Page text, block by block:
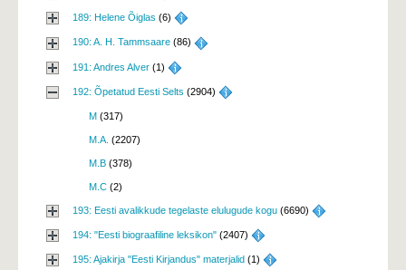
189: Helene Õiglas (6)
190: A. H. Tammsaare (86)
191: Andres Alver (1)
192: Õpetatud Eesti Selts (2904)
M (317)
M.A. (2207)
M.B (378)
M.C (2)
193: Eesti avalikkude tegelaste elulugude kogu (6690)
194: "Eesti biograafiline leksikon" (2407)
195: Ajakirja "Eesti Kirjandus" materjalid (1)